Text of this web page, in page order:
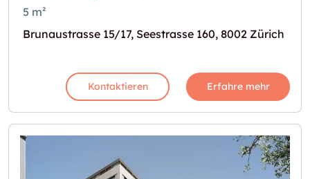
5 m²
Brunaustrasse 15/17, Seestrasse 160, 8002 Zürich
Kontaktieren Erfahre mehr